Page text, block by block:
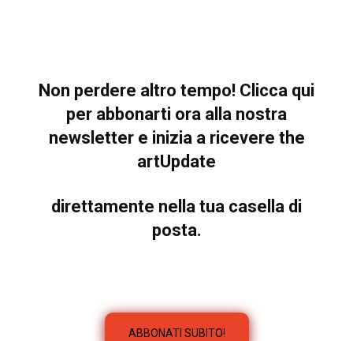
Non perdere altro tempo! Clicca qui
per abbonarti ora alla nostra
newsletter e inizia a ricevere the
artUpdate
direttamente nella tua casella di
posta.
ABBONATI SUBITO!